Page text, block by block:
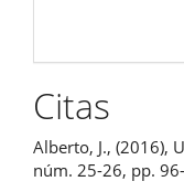
Citas
Alberto, J., (2016),
núm. 25-26, pp.